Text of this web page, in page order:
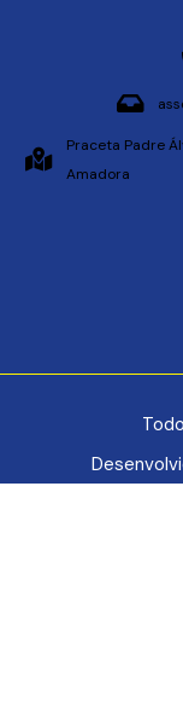
Praceta Padre
Amadora